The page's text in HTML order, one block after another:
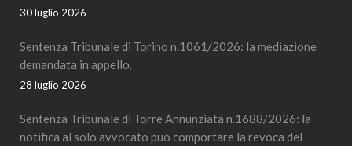
30 luglio 2026
Sentenza Tribunale di Torino n.1061/2026: la mediazione
demandata in appello.
28 luglio 2026
Sentenza Tribunale di Torre Annunziata n.1688/2026: la
notifica al solo avvocato può comportare la revoca del